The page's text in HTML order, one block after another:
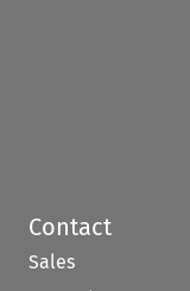
Contact
Sales